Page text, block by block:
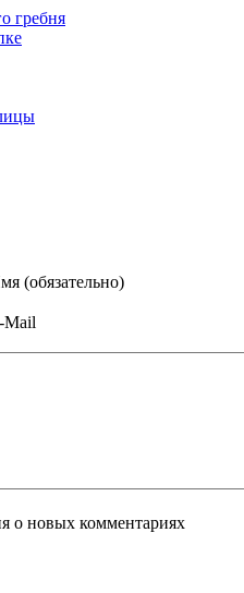
(обязательно)
Mail
о новых комментариях